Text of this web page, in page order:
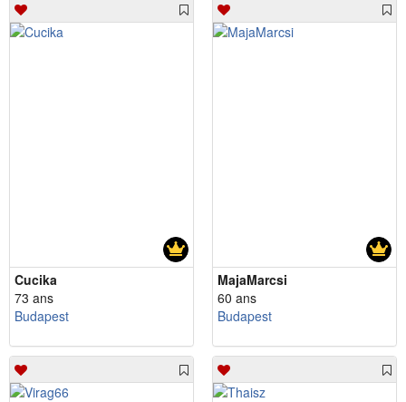
Cucika
73 ans
Budapest
MajaMarcsi
60 ans
Budapest